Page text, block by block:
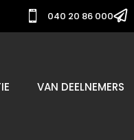
 040 20 86 000
VAN DEELNEMERS